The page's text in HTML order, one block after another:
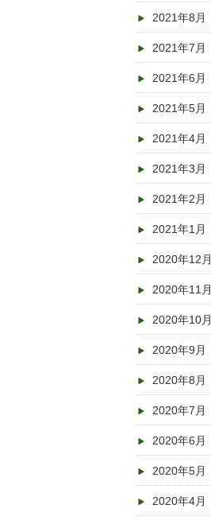
2021年8月
2021年7月
2021年6月
2021年5月
2021年4月
2021年3月
2021年2月
2021年1月
2020年12月
2020年11月
2020年10月
2020年9月
2020年8月
2020年7月
2020年6月
2020年5月
2020年4月